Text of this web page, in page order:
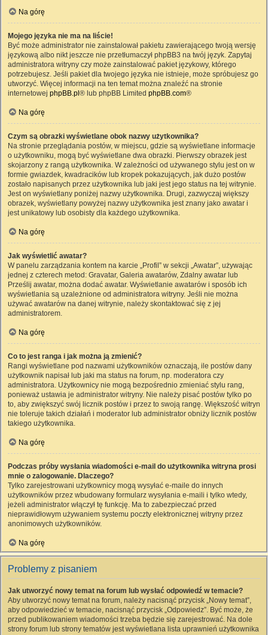
Na górę
Mojego języka nie ma na liście!
Być może administrator nie zainstalował pakietu zawierającego twoją wersję
językową albo nikt jeszcze nie przetłumaczył phpBB3 na twój język. Zapytaj
administratora witryny czy może zainstalować pakiet językowy, którego
potrzebujesz. Jeśli pakiet dla twojego języka nie istnieje, może spróbujesz go
utworzyć. Więcej informacji na ten temat można znaleźć na stronie
internetowej phpBB.pl ® lub phpBB Limited phpBB.com®
Na górę
Czym są obrazki wyświetlane obok nazwy użytkownika?
Na stronie przeglądania postów, w miejscu, gdzie są wyświetlane informacje
o użytkowniku, mogą być wyświetlane dwa obrazki. Pierwszy obrazek jest
skojarzony z rangą użytkownika. W zależności od używanego stylu jest on w
formie gwiazdek, kwadracików lub kropek pokazujących, jak dużo postów
zostało napisanych przez użytkownika lub jaki jest jego status na tej witrynie.
Jest on wyświetlany poniżej nazwy użytkownika. Drugi, zazwyczaj większy
obrazek, wyświetlany powyżej nazwy użytkownika jest znany jako awatar i
jest unikatowy lub osobisty dla każdego użytkownika.
Na górę
Jak wyświetlić awatar?
W panelu zarządzania kontem na karcie „Profil” w sekcji „Awatar”, używając
jednej z czterech metod: Gravatar, Galeria awatarów, Zdalny awatar lub
Prześlij awatar, można dodać awatar. Wyświetlanie awatarów i sposób ich
wyświetlania są uzależnione od administratora witryny. Jeśli nie można
używać awatarów na danej witrynie, należy skontaktować się z jej
administratorem.
Na górę
Co to jest ranga i jak można ją zmienić?
Rangi wyświetlane pod nazwami użytkowników oznaczają, ile postów dany
użytkownik napisał lub jaki ma status na forum, np. moderatora czy
administratora. Użytkownicy nie mogą bezpośrednio zmieniać stylu rang,
ponieważ ustawia je administrator witryny. Nie należy pisać postów tylko po
to, aby zwiększyć swój licznik postów i przez to swoją rangę. Większość witryn
nie toleruje takich działań i moderator lub administrator obniży licznik postów
takiego użytkownika.
Na górę
Podczas próby wysłania wiadomości e-mail do użytkownika witryna prosi
mnie o zalogowanie. Dlaczego?
Tylko zarejestrowani użytkownicy mogą wysyłać e-maile do innych
użytkowników przez wbudowany formularz wysyłania e-maili i tylko wtedy,
jeżeli administrator włączył tę funkcję. Ma to zabezpieczać przed
nieprawidłowym używaniem systemu poczty elektronicznej witryny przez
anonimowych użytkowników.
Na górę
Problemy z pisaniem
Jak utworzyć nowy temat na forum lub wysłać odpowiedź w temacie?
Aby utworzyć nowy temat na forum, należy nacisnąć przycisk „Nowy temat”,
aby odpowiedzieć w temacie, nacisnąć przycisk „Odpowiedz”. Być może, że
przed publikowaniem wiadomości trzeba będzie się zarejestrować. Na dole
strony forum lub strony tematów jest wyświetlana lista uprawnień użytkownika